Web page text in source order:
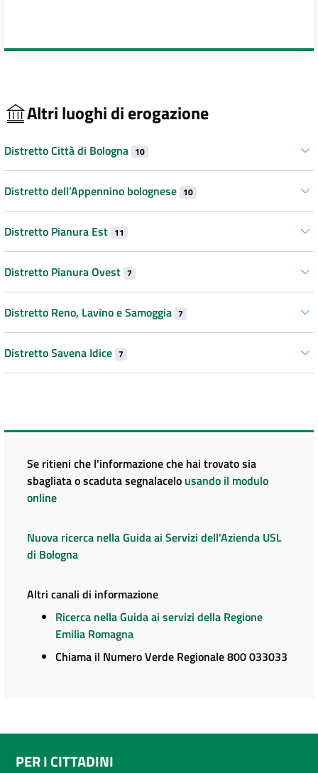
Altri luoghi di erogazione
Distretto Città di Bologna 10
Distretto dell’Appennino bolognese 10
Distretto Pianura Est 11
Distretto Pianura Ovest 7
Distretto Reno, Lavino e Samoggia 7
Distretto Savena Idice 7
Se ritieni che l'informazione che hai trovato sia
sbagliata o scaduta segnalacelo usando il modulo
online
Nuova ricerca nella Guida ai Servizi dell'Azienda USL
di Bologna
Altri canali di informazione
Ricerca nella Guida ai servizi della Regione
Emilia Romagna
Chiama il Numero Verde Regionale 800 033033
PER I CITTADINI